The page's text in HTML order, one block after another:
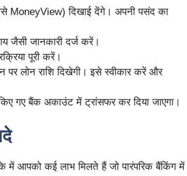
MoneyView) दिखाई देंगे। अपनी पसंद का
जैसी जानकारी दर्ज करें।
पूरी करें।
पर लोन राशि दिखेगी। इसे स्वीकार करें और
गए बैंक अकाउंट में ट्रांसफर कर दिया जाएगा।
में आपको कई लाभ मिलते हैं जो पारंपरिक बैंकिंग में